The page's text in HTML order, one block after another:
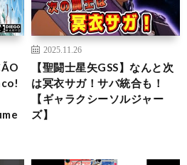
2025.11.26
【聖闘士星矢GSS】なんと次
は冥衣サガ！サバ統合も！
【ギャラクシーソルジャー
ズ】